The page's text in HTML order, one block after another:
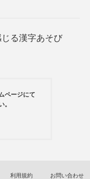
る漢字あそび
ページにて
。
利用規約 お問い合わせ